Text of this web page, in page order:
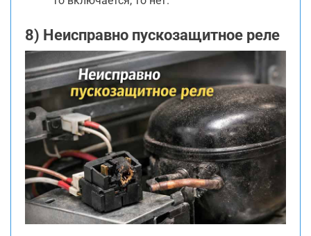
8) Неисправно пускозащитное реле